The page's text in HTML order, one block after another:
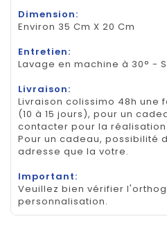
Dimension:
Environ 35 Cm X 20 Cm
Entretien:
Lavage en machine à 30° -
Livraison:
Livraison colissimo 48h une
(10 à 15 jours), pour un
contacter pour la réalisation.
Pour un cadeau, possibilité
adresse que la votre.
Important:
Veuillez bien vérifier
personnalisation.